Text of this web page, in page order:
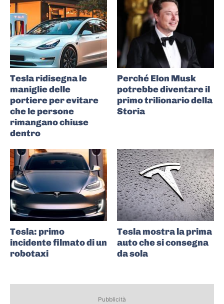
Tesla ridisegna le
maniglie delle
portiere per evitare
che le persone
rimangano chiuse
dentro
Perché Elon Musk
potrebbe diventare il
primo trilionario della
Storia
Tesla: primo
incidente filmato di un
robotaxi
Tesla mostra la prima
auto che si consegna
da sola
Pubblicità